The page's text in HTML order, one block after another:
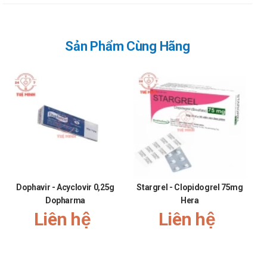
Sản Phẩm Cùng Hãng
Dophavir - Acyclovir 0,25g
Dopharma
Liên hệ
Stargrel - Clopidogrel 75mg
Hera
Liên hệ